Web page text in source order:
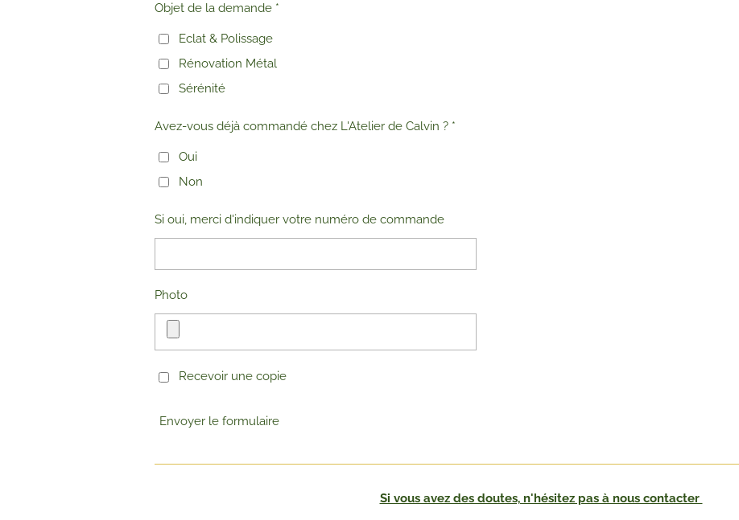
Objet de la demande *
Eclat & Polissage
Rénovation Métal
Sérénité
Avez-vous déjà commandé chez L'Atelier de Calvin ? *
Oui
Non
Si oui, merci d'indiquer votre numéro de commande
Photo
Recevoir une copie
Envoyer le formulaire
Si vous avez des doutes, n'hésitez pas à nous contacter